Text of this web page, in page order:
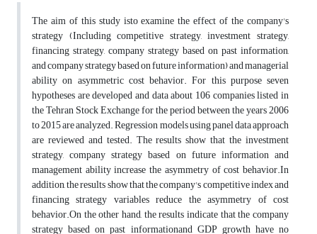
The aim of this study isto examine the effect of the company's
strategy (Including competitive strategy, investment strategy,
financing strategy, company strategy based on past information,
and company strategy based on future information) and managerial
ability on asymmetric cost behavior. For this purpose seven
hypotheses are developed and data about 106 companies listed in
the Tehran Stock Exchange for the period between the years 2006
to 2015 are analyzed. Regression models using panel data approach
are reviewed and tested. The results show that the investment
strategy, company strategy based on future information and
management ability increase the asymmetry of cost behavior.In
addition, the results show that the company's competitive index and
financing strategy variables reduce the asymmetry of cost
behavior.On the other hand, the results indicate that the company
strategy based on past informationand GDP growth have no